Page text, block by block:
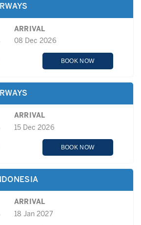
ARRIVAL
08 Dec 2026
BOOK NOW
ARRIVAL
15 Dec 2026
BOOK NOW
ARRIVAL
18 Jan 2027